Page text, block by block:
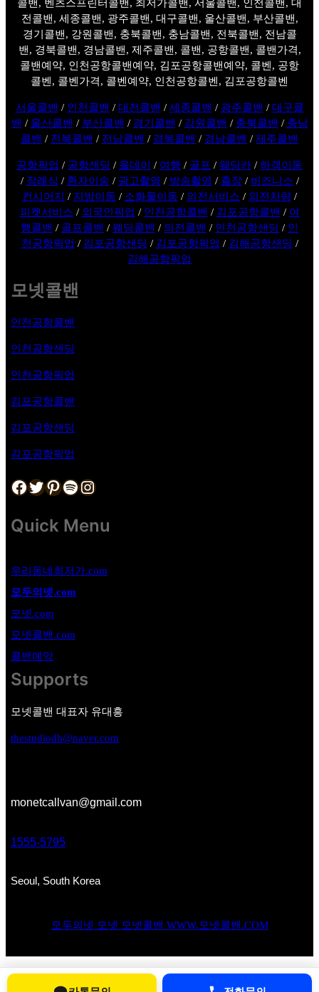
콜밴, 벤츠스프린터콜밴, 최저가콜밴, 서울콜밴, 인천콜밴, 대
전콜밴, 세종콜밴, 광주콜밴, 대구콜밴, 울산콜밴, 부산콜밴,
경기콜밴, 강원콜밴, 충북콜밴, 충남콜밴, 전북콜밴, 전남콜
밴, 경북콜밴, 경남콜밴, 제주콜밴, 콜밴, 공항콜밴, 콜밴가격,
콜밴예약, 인천공항콜밴예약, 김포공항콜밴예약, 콜벤, 공항
콜벤, 콜벤가격, 콜벤예약, 인천공항콜벤, 김포공항콜벤
서울콜밴 / 인천콜밴 / 대전콜밴 / 세종콜밴 / 광주콜밴 / 대구콜
밴 / 울산콜밴 / 부산콜밴 / 경기콜밴 / 강원콜밴 / 충북콜밴 / 충남
콜밴 / 전북콜밴 / 전남콜밴 / 경북콜밴 / 경남콜밴 / 제주콜밴
공항픽업 / 공항샌딩 / 올데이 / 여행 / 골프 / 웨딩카 / 하객이동
/ 장례식 / 환자이송 / 광고촬영 / 방송촬영 / 출장/ 비즈니스 /
컨시어지 / 지방이동 / 소화물이동 / 의전서비스 / 의전차량 /
피켓서비스 / 외국인픽업 / 인천공항콜밴 / 김포공항콜밴 / 여
행콜밴 / 골프콜밴 / 웨딩콜밴 / 의전콜밴 / 인천공항샌딩 / 인
천공항픽업 / 김포공항샌딩 / 김포공항픽업 / 김해공항샌딩 /
김해공항픽업
모넷콜밴
인천공항콜밴
인천공항샌딩
인천공항픽업
김포공항콜밴
김포공항샌딩
김포공항픽업
Facebook Twitter Pinterest Spotify Instagram
Quick Menu
우리동네최저가.com
모두의넷.com
모넷.com
모넷콜밴.com
콜밴예약
Supports
모넷콜밴 대표자 유대흥
thestudiodh@naver.com
monetcallvan@gmail.com
1555-5795
Seoul, South Korea
모두의넷 모넷 모넷콜밴 WWW.모넷콜밴.COM